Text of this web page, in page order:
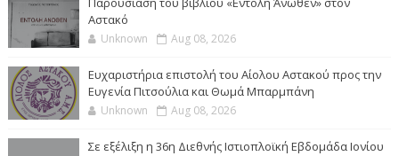
Αστακό
Unknown Aug 08, 2026
Ευχαριστήρια επιστολή του Αίολου Αστακού προς την
Ευγενία Πιτσούλια και Θωμά Μπαρμπάνη
Unknown Aug 08, 2026
Σε εξέλιξη η 36η Διεθνής Ιστιοπλοϊκή Εβδομάδα Ιονίου